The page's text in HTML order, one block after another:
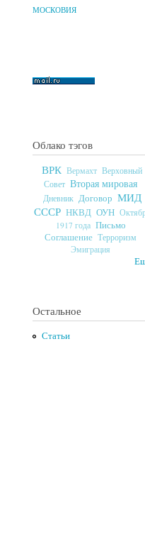
МОСКОВИЯ
Облако тэгов
ВРК Вермахт Верховный
Совет Вторая мировая
Дневник Договор МИД
СССР НКВД ОУН
1917 года Письмо
Соглашение Терроризм
Эмиграция
Остальное
Статьи